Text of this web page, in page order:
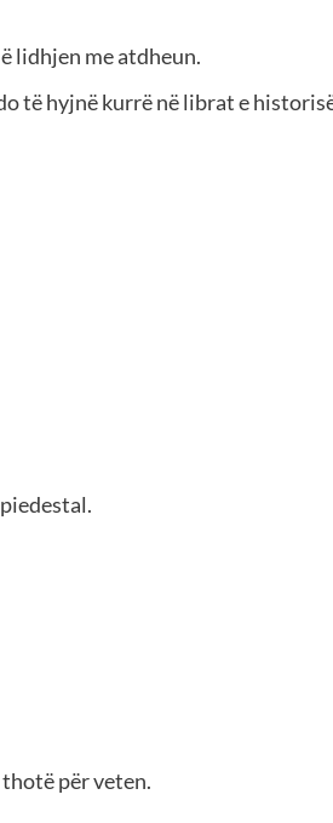
lidhjen me atdheun.
të hyjnë kurrë në librat e
thotë për veten.